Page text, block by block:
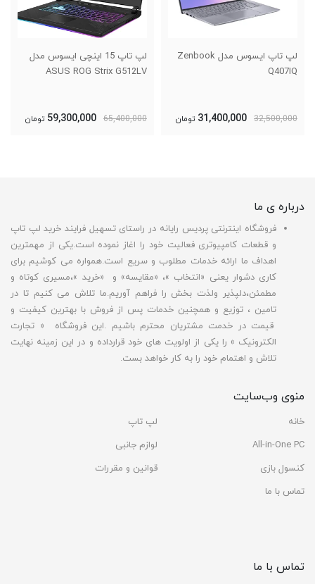
لپ تاپ ایسوس مدل Zenbook
Q407IQ
32,500,000
31,400,000 تومان
لپ تاپ 15 اینچی ایسوس مدل
ASUS ROG Strix G512LV
65,400,000
59,300,000 تومان
درباره ی ما
فروشگاه اینترنتی پردیس رایانه در راستای تسهیل فرایند خرید لپ تاپ
و قطعات کامپیوتری فعالیت خود را اغاز نموده است.یکی از مهمترین
اهداف ما ارائه خدمات مطلوب و سریع است.همواره می کوشیم برای
کاری دشوار یعنی «انتخاب »، «مقایسه» و «خرید »،مسیری کوتاه و
مطمئن،دلپذیر ولذت بخش را فراهم آوریم.ما تلاش می کنیم تا در
تامین ، توزیع و همچنین خدمات پس از فروش با بهترین کیفیت و
قیمت در خدمت مشتریان محترم باشیم .این فروشگاه « تجارت
الکترونیک » را یکی از اولویت های خود قرارداده و در این زمینه نهایت
تلاش و اهتمام خود را به کار خواهد بست.
منوی وب‌سایت
خانه
لپ تاپ
All-in-One PC
لوازم جانبی
کنسول بازی
قوانین و مقررات
تماس با ما
تماس با ما